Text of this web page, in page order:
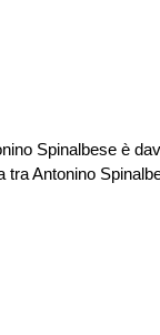
Spinalbese è
tra Antonino